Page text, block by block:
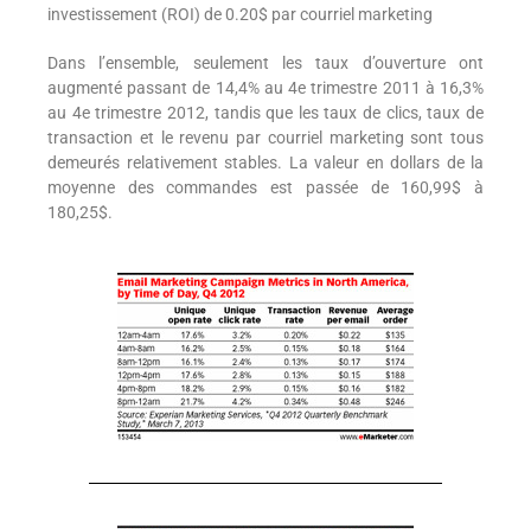
investissement (ROI) de 0.20$ par courriel marketing
Dans l’ensemble, seulement les taux d’ouverture ont
augmenté passant de 14,4% au 4e trimestre 2011 à 16,3%
au 4e trimestre 2012, tandis que les taux de clics, taux de
transaction et le revenu par courriel marketing sont tous
demeurés relativement stables. La valeur en dollars de la
moyenne des commandes est passée de 160,99$ à
180,25$.